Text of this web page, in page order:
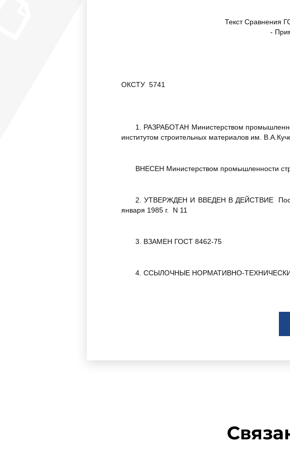
Текст Сравнения
-
ОКСТУ 5741
1. РАЗРАБОТАН Министерством
институтом строительных материалов им.
ВНЕСЕН Министерством промышленности
2. УТВЕРЖДЕН И ВВЕДЕН В ДЕЙСТВИЕ
января 1985 г. N 11
3. ВЗАМЕН ГОСТ 8462-75
4. ССЫЛОЧНЫЕ НОРМАТИВНО-